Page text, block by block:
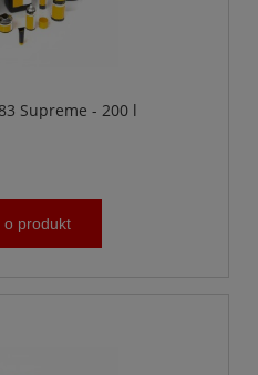
Supreme - 200 l
o produkt